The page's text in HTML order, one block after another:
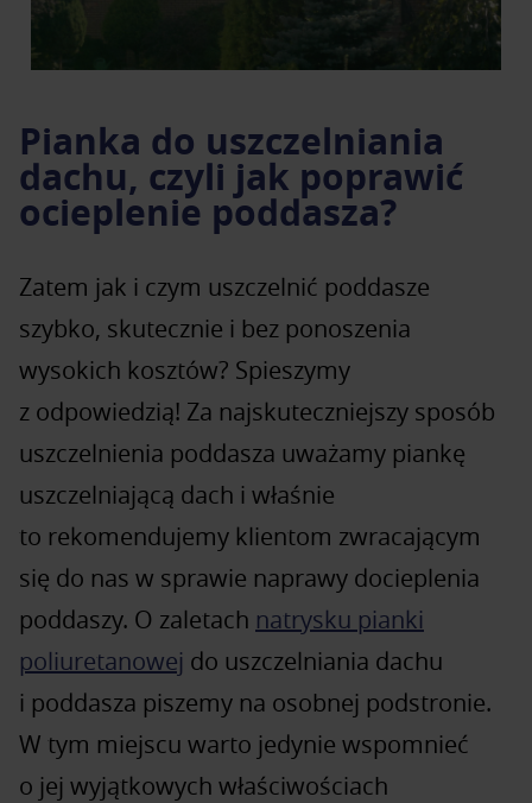
Pianka do uszczelniania
dachu, czyli jak poprawić
ocieplenie poddasza?
Zatem jak i czym uszczelnić poddasze
szybko, skutecznie i bez ponoszenia
wysokich kosztów? Spieszymy
z odpowiedzią! Za najskuteczniejszy sposób
uszczelnienia poddasza uważamy piankę
uszczelniającą dach i właśnie
to rekomendujemy klientom zwracającym
się do nas w sprawie naprawy docieplenia
poddaszy. O zaletach natrysku pianki
poliuretanowej do uszczelniania dachu
i poddasza piszemy na osobnej podstronie.
W tym miejscu warto jedynie wspomnieć
o jej wyjątkowych właściwościach